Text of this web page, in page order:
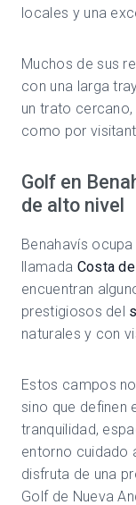
locales y una
Muchos de sus
con una larga
un trato
como por
Golf en
de alto nivel
Benahavís
llamada Costa
encuentran
prestigiosos del
naturales y con
Estos campos
sino que definen
tranquilidad,
entorno cuidado
disfruta de una
Golf de Nueva